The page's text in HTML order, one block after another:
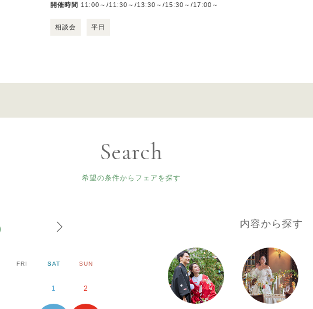
開催時間 11:00～/11:30～/13:30～/15:30～/17:00～
相談会 平日
Search
希望の条件からフェアを探す
FRI SAT SUN
1 2
9
MON TUE WED THU
2 3
内容から探す